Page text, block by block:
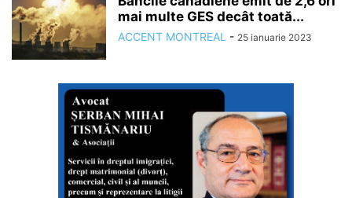
mai multe GES decât toată...
ACCENT MONTREAL - 25 ianuarie 2023